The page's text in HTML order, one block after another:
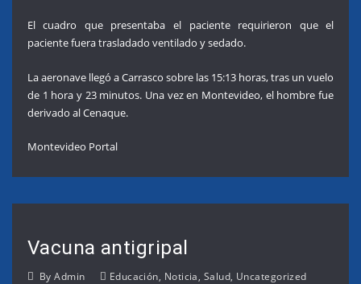
El cuadro que presentaba el paciente requirieron que el
paciente fuera trasladado ventilado y sedado.
La aeronave llegó a Carrasco sobre las 15:13 horas, tras un vuelo
de 1 hora y 23 minutos. Una vez en Montevideo, el hombre fue
derivado al Cenaque.
Montevideo Portal
Vacuna antigripal
ByAdmin Educación, Noticia, Salud, Uncategorized